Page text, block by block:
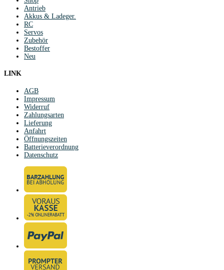
Antrieb
Akkus & Ladeger.
RC
Servos
Zubehör
Bestoffer
Neu
LINK
AGB
Impressum
Widerruf
Zahlungsarten
Lieferung
Anfahrt
Öffnungszeiten
Batterieverordnung
Datenschutz